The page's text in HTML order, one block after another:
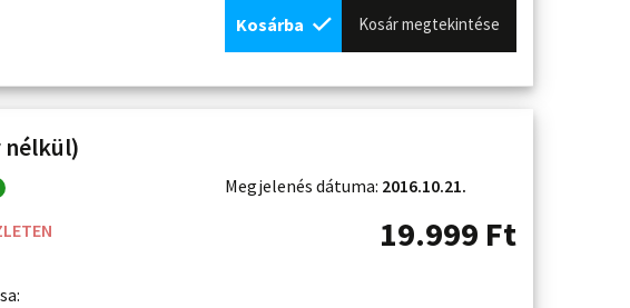
Kosárba Kosár megtekintése
Megjelenés dátuma: 2016.10.21.
19.999 Ft